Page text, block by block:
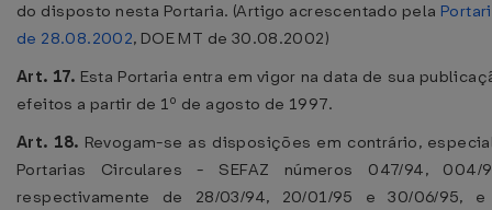
do disposto nesta Portaria. (Artigo acrescentado pela
de 28.08.2002, DOE MT de 30.08.2002)
Art. 17. Esta Portaria entra em vigor na data de sua
efeitos a partir de 1º de agosto de 1997.
Art. 18. Revogam-se as disposições em contrário,
Portarias Circulares - SEFAZ números 047/94,
respectivamente de 28/03/94, 20/01/95 e 30/06/95,